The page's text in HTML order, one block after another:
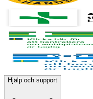
Hjälp och support